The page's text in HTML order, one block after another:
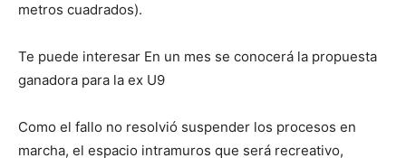
metros cuadrados).
Te puede interesar En un mes se conocerá la propuesta
ganadora para la ex U9
Como el fallo no resolvió suspender los procesos en
marcha, el espacio intramuros que será recreativo,